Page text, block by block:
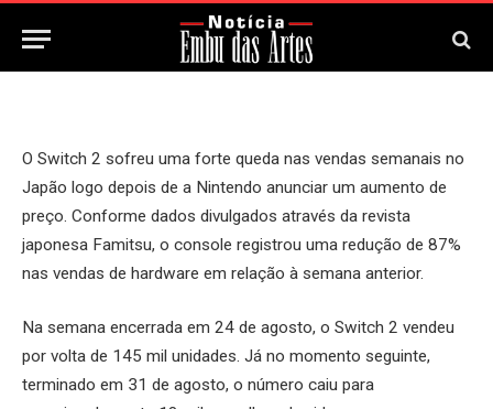
6 de Junho, 2026
O Switch 2 sofreu uma forte queda nas vendas semanais no
Japão logo depois de a Nintendo anunciar um aumento de
preço. Conforme dados divulgados através da revista
japonesa Famitsu, o console registrou uma redução de 87%
nas vendas de hardware em relação à semana anterior.
Na semana encerrada em 24 de agosto, o Switch 2 vendeu
por volta de 145 mil unidades. Já no momento seguinte,
terminado em 31 de agosto, o número caiu para